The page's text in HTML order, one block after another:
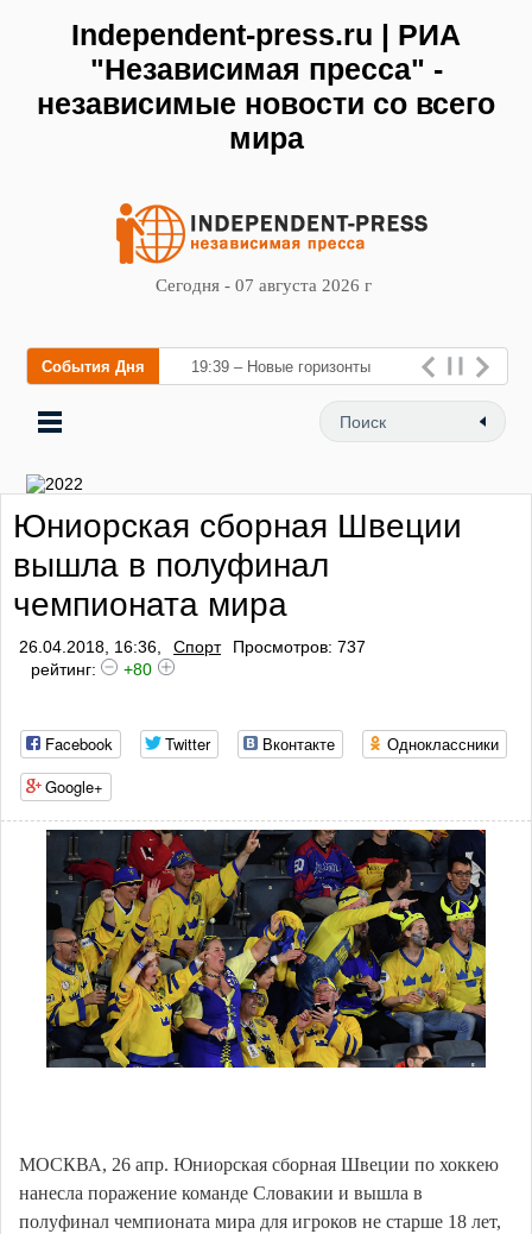
Independent-press.ru | РИА
"Независимая пресса" -
независимые новости со всего
мира
Сегодня - 07 августа 2026 г
События Дня 19:39 – Новые горизонты
флебологии: в Москве
открылся «Городской центр
Юниорская сборная Швеции
вышла в полуфинал
чемпионата мира
26.04.2018, 16:36, Спорт
Просмотров: 737
рейтинг:
+80
Facebook Twitter Вконтакте
Одноклассники
Google+
МОСКВА, 26 апр. Юниорская сборная Швеции по хоккею
нанесла поражение команде Словакии и вышла в
полуфинал чемпионата мира для игроков не старше 18 лет,